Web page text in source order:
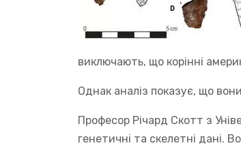
виключають, що корінні
Однак аналіз показує, що
Професор Річард Скотт з
генетичні та скелетні дані.